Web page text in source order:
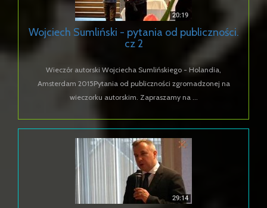
Wojciech Sumliński - pytania od publiczności.
cz 2
Wieczór autorski Wojciecha Sumlińskiego - Holandia,
Amsterdam 2015Pytania od publiczności zgromadzonej na
wieczorku autorskim. Zapraszamy na ...